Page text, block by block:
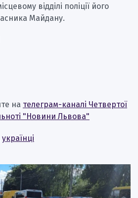
відділі поліції його
Майдану.
на телеграм-каналі Четвертої
"Новини Львова"
українці